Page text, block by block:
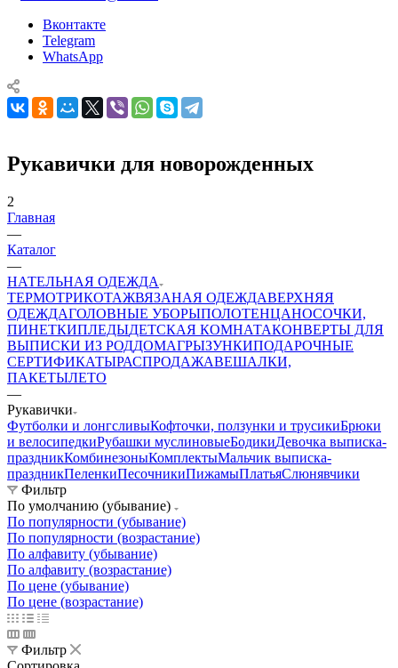
Вконтакте
Telegram
WhatsApp
Рукавички для новорожденных
2
Главная
—
Каталог
—
НАТЕЛЬНАЯ ОДЕЖДА
ТЕРМОТРИКОТАЖВЯЗАНАЯ ОДЕЖДАВЕРХНЯЯ
ОДЕЖДАГОЛОВНЫЕ УБОРЫПОЛОТЕНЦАНОСОЧКИ,
ПИНЕТКИПЛЕДЫДЕТСКАЯ КОМНАТАКОНВЕРТЫ ДЛЯ
ВЫПИСКИ ИЗ РОДДОМАГРЫЗУНКИПОДАРОЧНЫЕ
СЕРТИФИКАТЫРАСПРОДАЖАВЕШАЛКИ,
ПАКЕТЫЛЕТО
—
Рукавички
Футболки и лонгсливыКофточки, ползунки и трусикиБрюки
и велосипедкиРубашки муслиновыеБодикиДевочка выписка-
праздникКомбинезоныКомплектыМальчик выписка-
праздникПеленкиПесочникиПижамыПлатьяСлюнявчики
Фильтр
По умолчанию (убывание)
По популярности (убывание)
По популярности (возрастание)
По алфавиту (убывание)
По алфавиту (возрастание)
По цене (убывание)
По цене (возрастание)
Фильтр